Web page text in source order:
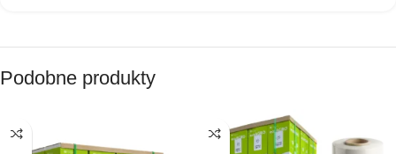
Podobne produkty